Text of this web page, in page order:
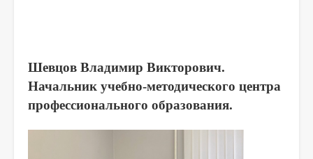
Шевцов Владимир Викторович.
Начальник учебно-методического центра
профессионального образования.